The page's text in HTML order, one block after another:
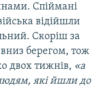
Спіймані
відійшли
Скоріш за
берегом, тож
двох тижнів, «а
які йшли до